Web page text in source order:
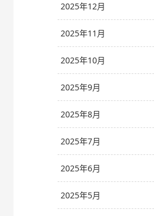
2025年12月
2025年11月
2025年10月
2025年9月
2025年8月
2025年7月
2025年6月
2025年5月